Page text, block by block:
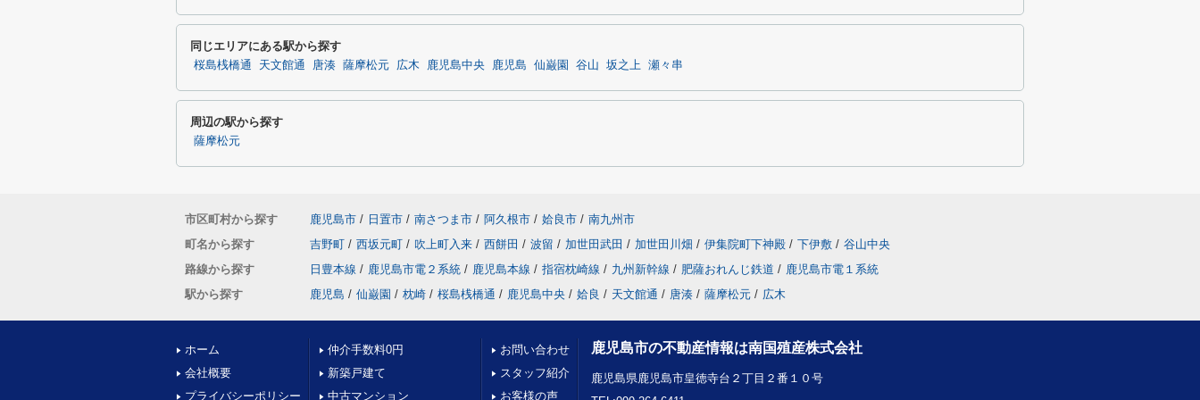
同じエリアにある駅から探す
桜島桟橋通 天文館通 唐湊 薩摩松元 広木 鹿児島中央 鹿児島 仙巌園 谷山 坂之上 瀬々串
周辺の駅から探す
薩摩松元
市区町村から探す 鹿児島市 / 日置市 / 南さつま市 / 阿久根市 / 姶良市 / 南九州市
町名から探す
吉野町 / 西坂元町 / 吹上町入来 / 西餅田 / 波留 / 加世田武田 / 加世田川畑 / 伊集院町下神殿 / 下伊敷 / 谷山中央
路線から探す
日豊本線 / 鹿児島市電２系統 / 鹿児島本線 / 指宿枕崎線 / 九州新幹線 / 肥薩おれんじ鉄道 / 鹿児島市電１系統
駅から探す
鹿児島 / 仙巌園 / 枕崎 / 桜島桟橋通 / 鹿児島中央 / 姶良 / 天文館通 / 唐湊 / 薩摩松元 / 広木
ホーム
会社概要
プライバシーポリシー
仲介手数料0円
新築戸建て
中古マンション
お問い合わせ
スタッフ紹介
お客様の声
鹿児島市の不動産情報は南国殖産株式会社
鹿児島県鹿児島市皇徳寺台２丁目２番１０号